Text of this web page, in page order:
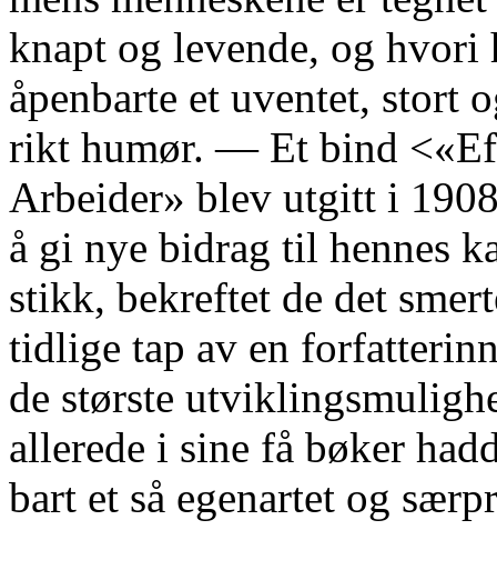
knapt og levende, og hvori
åpenbarte et uventet, stort
rikt humør. — Et bind
Arbeider» blev utgitt i
å gi nye bidrag til hennes
stikk, bekreftet de det
tidlige tap av en
de største
allerede i sine få bøker
bart et så egenartet og